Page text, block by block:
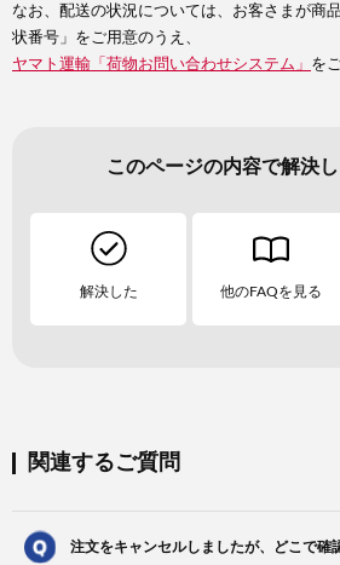
なお、配送の状況については、お客さまが商
状番号」をご用意のうえ、
ヤマト運輸「荷物お問い合わせシステム」 を
このページの内容で解決
解決した 他のFAQを見る
関連するご質問
注文をキャンセルしましたが、どこで確